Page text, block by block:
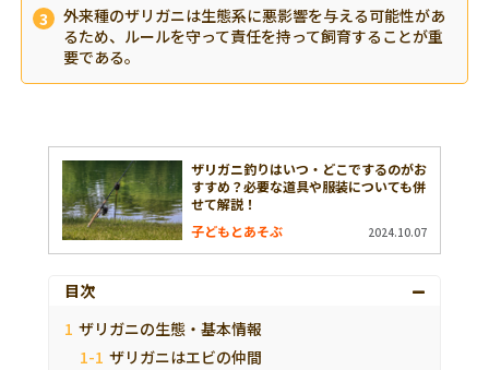
外来種のザリガニは生態系に悪影響を与える可能性があ
るため、ルールを守って責任を持って飼育することが重
要である。
ザリガニ釣りはいつ・どこでするのがお
すすめ？必要な道具や服装についても併
せて解説！
子どもとあそぶ
2024.10.07
目次
ザリガニの生態・基本情報
ザリガニはエビの仲間